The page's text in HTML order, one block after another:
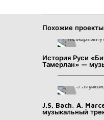
Похожие проекты
История Руси
Тамерлан» —
J.S. Bach, A.
музыкальный